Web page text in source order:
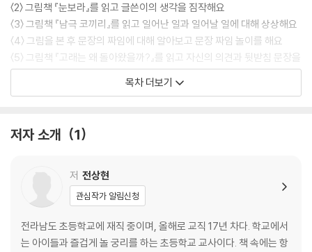
〈2〉 그림책 『눈보라』를 읽고 글쓴이의 생각을 짐작해요
〈3〉 그림책 『남극 코끼리』를 읽고 일어난 일과 일어날 일에 대해 상상해요
〈4〉 그림을 본 후 문장의 짜임에 대해 알아보고 문장 짜임 놀이를 해요
〈5〉 그림책 『고래는 왜 돌아왔을까?』를 읽고 자신의 의견과 뒷받침 문장을
써요
〈6〉 생태 체험 학습 후 자신의 의견을 기록하는 글을 써요
〈8〉 환경 관련 책을 읽고 듣는 사람을 고려해서 글을 써요
〈10〉 두 종류의 신문을 읽고 내용을 간추려요
〈11〉 영화 〈투모로우〉를 본 후 내용을 간추리고 느낀 점을 기록해요
〈12〉 영화 〈드래곤 길들이기〉를 보고 주제와 관련된 가치를 선택해요
〈13〉 도트를 활용해 한반도 지도를 만들어요
〈14〉 도트, 네모네모 로직을 활용해 세계 지도를 만들어요
목차 더보기
저자 소개 1
저 전상현
관심작가 알림신청
전라남도 초등학교에 재직 중이며, 올해로 교직 17년 차다. 학교에서
는 아이들과 즐겁게 놀 궁리를 하는 초등학교 교사이다. 책 속에는 항